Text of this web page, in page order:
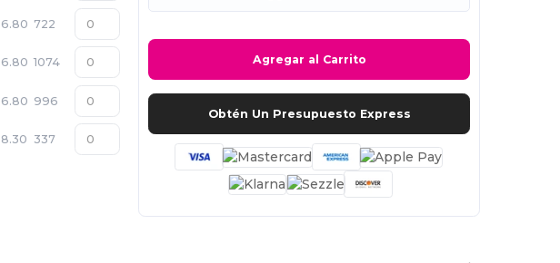
6.80 722
6.80 1074
6.80 996
8.30 337
Agregar al Carrito
Obtén Un Presupuesto Express